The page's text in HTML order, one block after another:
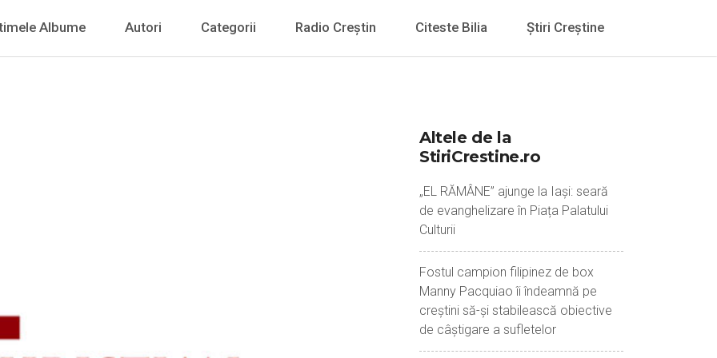
Albume Autori Categorii Radio Creștin Citeste Bilia Știri Creștine
Altele de la
StiriCrestine.ro
„EL RĂMÂNE” ajunge la Iași: seară
de evanghelizare în Piața Palatului
Culturii
Fostul campion filipinez de box
Manny Pacquiao îi îndeamnă pe
creștini să-și stabilească obiective
de câștigare a sufletelor